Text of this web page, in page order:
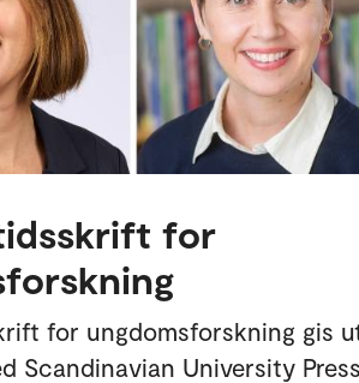
for
for ungdomsforskning gis
Scandinavian University